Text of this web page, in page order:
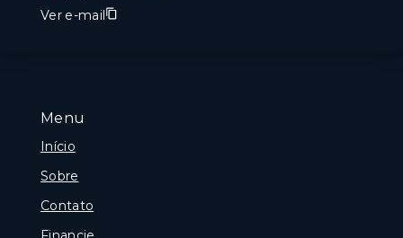
Menu
Início
Sobre
Contato
Ver e-mail